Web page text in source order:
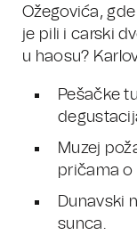
Ožegovića,
je pili i carski
u haosu?
Pešačke
Muzej
pričama o
Dunavski
sunca.